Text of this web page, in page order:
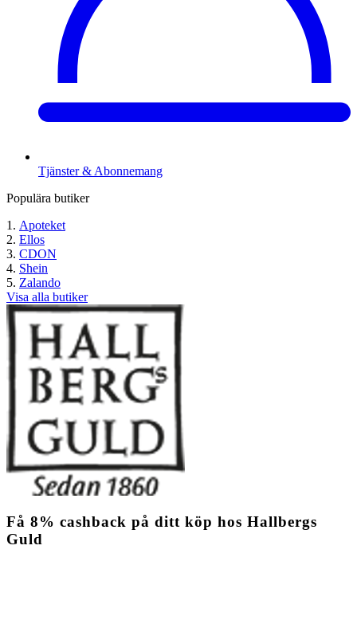
Tjänster & Abonnemang
Populära butiker
Apoteket
Ellos
CDON
Shein
Zalando
Visa alla butiker
Få 8% cashback på ditt köp hos Hallbergs
Guld